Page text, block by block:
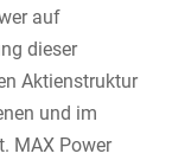
auf
dieser
Aktienstruktur
und im
MAX Power